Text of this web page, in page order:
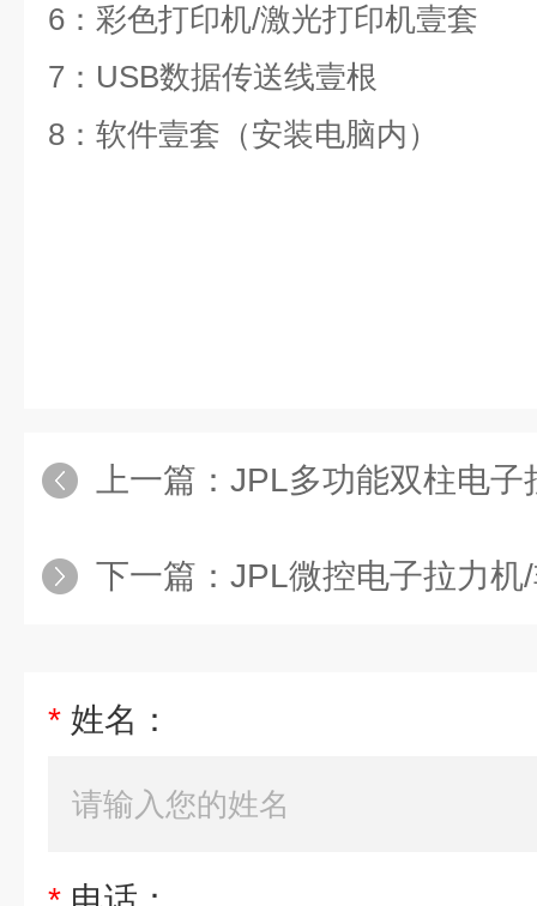
6：彩色打印机/激光打印机壹套
7：USB数据传送线壹根
8：软件壹套（安装电脑内）
上一篇： JPL多功能双柱电子
下一篇： JPL微控电子拉力机
* 姓名：